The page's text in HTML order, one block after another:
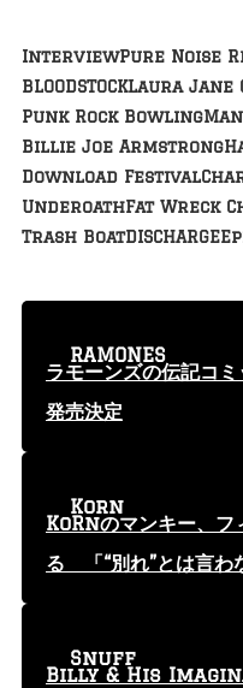
InterviewPure Noise
BLOODSTOCKLaura Jane
Punk Rock Bowling
Billie Joe Armstrong
Download Festival
UnderoathFat Wreck
Trash BoatDISCHARGE
ラモーンズの伝記コ
発売決定
RAMONES
KoRnのマンキー、フ
る 「“別れ”とは言わ
Korn
Billy & His
Snuff